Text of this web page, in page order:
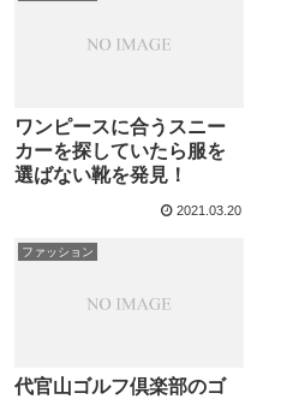
ワンピースに合うスニー
カーを探していたら服を
選ばない靴を発見！
2021.03.20
ファッション
代官山ゴルフ倶楽部のゴ